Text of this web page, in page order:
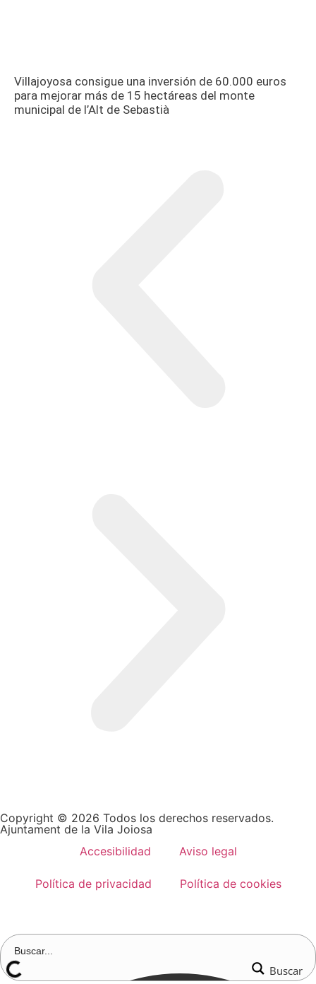
Villajoyosa consigue una inversión de 60.000 euros
para mejorar más de 15 hectáreas del monte
municipal de l’Alt de Sebastià
Copyright © 2026 Todos los derechos reservados.
Ajuntament de la Vila Joiosa
Accesibilidad
Aviso legal
Política de privacidad Política de cookies
Buscar